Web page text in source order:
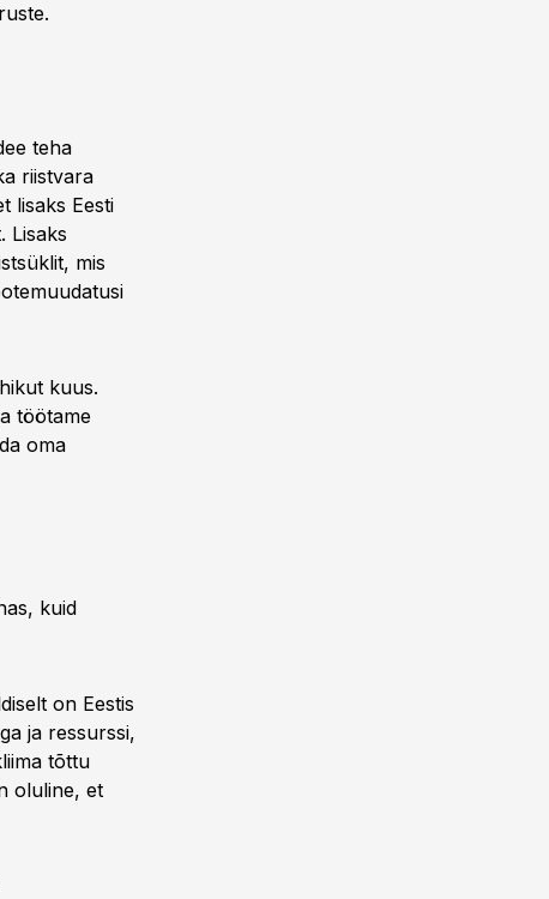
teha
riistvara
lisaks Eesti
Lisaks
mis
kuus.
töötame
oma
kuid
on Eestis
ja ressurssi,
tõttu
oluline, et